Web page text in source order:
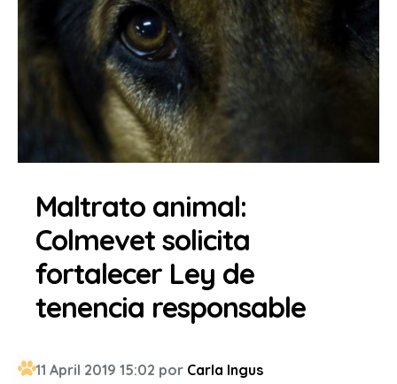
Maltrato animal:
Colmevet solicita
fortalecer Ley de
tenencia responsable
11 April 2019 15:02 por Carla Ingus